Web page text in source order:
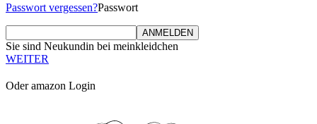
Passwort vergessen?Passwort
ANMELDEN
Sie sind Neukundin bei meinkleidchen
WEITER
Oder amazon Login